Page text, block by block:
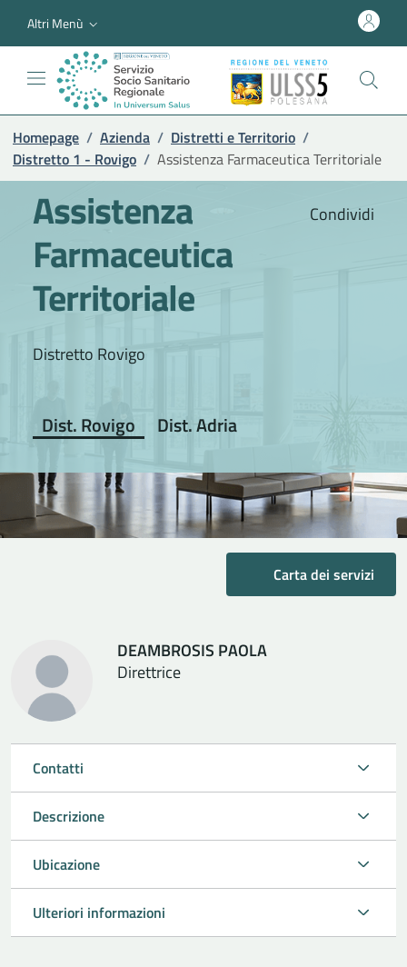
Altri Menù
Homepage / Azienda / Distretti e Territorio /
Distretto 1 - Rovigo / Assistenza Farmaceutica Territoriale
Condividi
Assistenza
Farmaceutica
Territoriale
Distretto Rovigo
Dist. Rovigo Dist. Adria
Carta dei servizi
DEAMBROSIS PAOLA
Direttrice
Contatti
Descrizione
Ubicazione
Ulteriori informazioni